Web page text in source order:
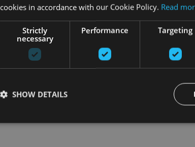
cookies in accordance with our Cookie Policy. Read
Strictly
necessary
Performance Targeting
SHOW DETAILS